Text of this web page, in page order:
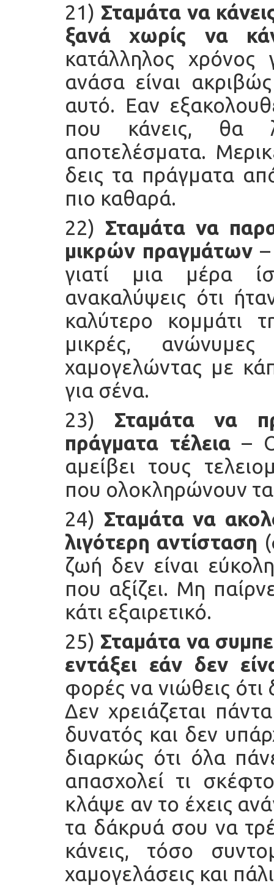
21) Σταμάτα να
ξανά χωρίς να
κατάλληλος χρόνος
ανάσα είναι
αυτό. Εαν
που κάνεις, θα
αποτελέσματα.
δεις τα πράγματα
πιο καθαρά.
22) Σταμάτα να
μικρών πραγμάτων–
γιατί μια μέρα
ανακαλύψεις ότι
καλύτερο κομμάτι
μικρές,
χαμογελώντας με
για σένα.
23) Σταμάτα να
πράγματα τέλεια– Ο
αμείβει τους
που ολοκληρώνουν
24) Σταμάτα να
λιγότερη αντίσταση
ζωή δεν είναι
που αξίζει. Μη
κάτι εξαιρετικό.
25) Σταμάτα να
εντάξει εάν δεν
φορές να νιώθεις ότι
Δεν χρειάζεται
δυνατός και δεν
διαρκώς ότι όλα
απασχολεί τι
κλάψε αν το έχεις
τα δάκρυά σου να
κάνεις, τόσο
χαμογελάσεις και